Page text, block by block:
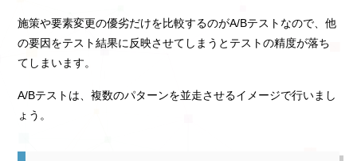
施策や要素変更の優劣だけを比較するのがA/Bテストなので、他
の要因をテスト結果に反映させてしまうとテストの精度が落ち
てしまいます。
A/Bテストは、複数のパターンを並走させるイメージで行いまし
ょう。